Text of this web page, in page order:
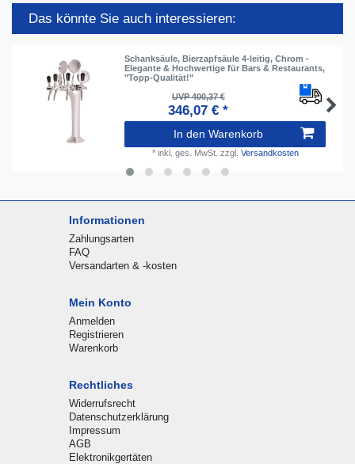
Das könnte Sie auch interessieren:
Schanksäule, Bierzapfsäule 4-leitig, Chrom -
Elegante & Hochwertige für Bars & Restaurants,
"Topp-Qualität!"
UVP 400,37 €
346,07 € *
In den Warenkorb
* inkl. ges. MwSt. zzgl. Versandkosten
Informationen
Zahlungsarten
FAQ
Versandarten & -kosten
Mein Konto
Anmelden
Registrieren
Warenkorb
Rechtliches
Widerrufsrecht
Datenschutzerklärung
Impressum
AGB
Elektronikgertäten